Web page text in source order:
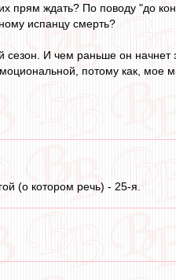
прям ждать? По поводу "до
испанцу смерть?
И чем раньше он
потому как,
(о котором речь) - 25-я.